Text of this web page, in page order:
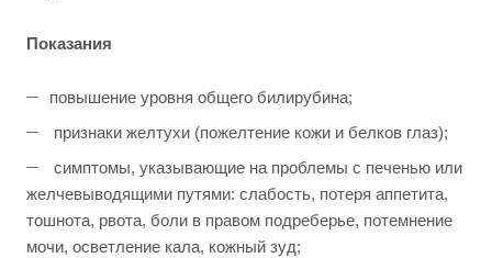
Показания
повышение уровня общего билирубина;
признаки желтухи (пожелтение кожи и белков глаз);
симптомы, указывающие на проблемы с печенью или
желчевыводящими путями: слабость, потеря аппетита,
тошнота, рвота, боли в правом подреберье, потемнение
мочи, осветление кала, кожный зуд;